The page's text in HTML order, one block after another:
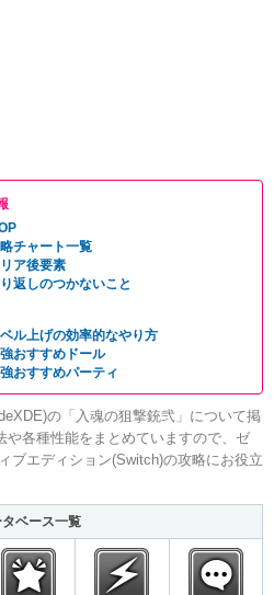
チャート一覧
ア後要素
返しのつかないこと
ル上げの効率的なやり方
おすすめドール
おすすめパーティ
の「入魂の狙撃銃弐」について掲
や各種性能をまとめていますので、ゼ
ブエディション(Switch)の攻略にお役立
ベース一覧